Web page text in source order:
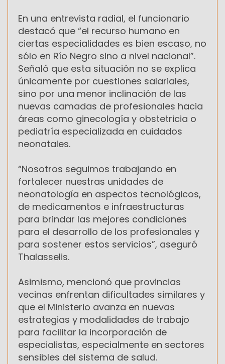
En una entrevista radial, el funcionario
destacó que “el recurso humano en
ciertas especialidades es bien escaso, no
sólo en Río Negro sino a nivel nacional”.
Señaló que esta situación no se explica
únicamente por cuestiones salariales,
sino por una menor inclinación de las
nuevas camadas de profesionales hacia
áreas como ginecología y obstetricia o
pediatría especializada en cuidados
neonatales.
“Nosotros seguimos trabajando en
fortalecer nuestras unidades de
neonatología en aspectos tecnológicos,
de medicamentos e infraestructuras
para brindar las mejores condiciones
para el desarrollo de los profesionales y
para sostener estos servicios”, aseguró
Thalasselis.
Asimismo, mencionó que provincias
vecinas enfrentan dificultades similares y
que el Ministerio avanza en nuevas
estrategias y modalidades de trabajo
para facilitar la incorporación de
especialistas, especialmente en sectores
sensibles del sistema de salud.